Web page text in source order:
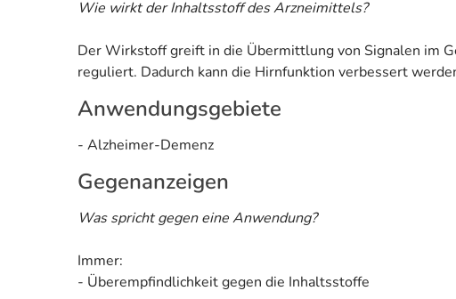
Wie wirkt der Inhaltsstoff des Arzneimittels?
Der Wirkstoff greift in die Übermittlung von Signalen im
reguliert. Dadurch kann die Hirnfunktion verbessert
Anwendungsgebiete
- Alzheimer-Demenz
Gegenanzeigen
Was spricht gegen eine Anwendung?
Immer:
- Überempfindlichkeit gegen die Inhaltsstoffe